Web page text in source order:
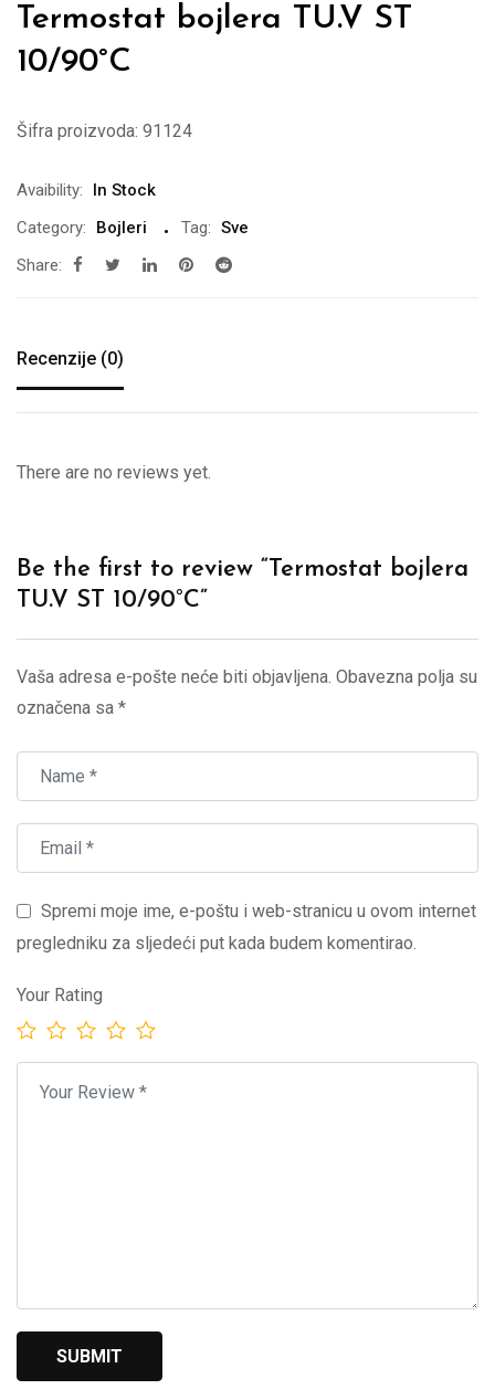
Termostat bojlera TU.V ST
10/90°C
Šifra proizvoda: 91124
Avaibility:
In Stock
Category:
Bojleri Tag: Sve
Share:
Recenzije (0)
There are no reviews yet.
Be the first to review “Termostat bojlera
TU.V ST 10/90°C”
Vaša adresa e-pošte neće biti objavljena. Obavezna polja su
označena sa *
Spremi moje ime, e-poštu i web-stranicu u ovom internet
pregledniku za sljedeći put kada budem komentirao.
Your Rating